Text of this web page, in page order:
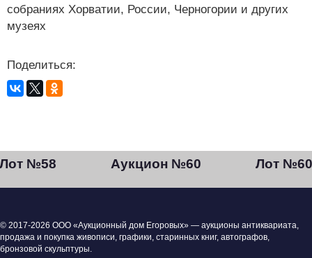
собраниях Хорватии, России, Черногории и других
музеях
Поделиться:
Лот №58 Аукцион №60 Лот №60
© 2017-2026 ООО «Аукционный дом Егоровых» — аукционы антиквариата,
продажа и покупка живописи, графики, старинных книг, автографов,
бронзовой скульптуры.